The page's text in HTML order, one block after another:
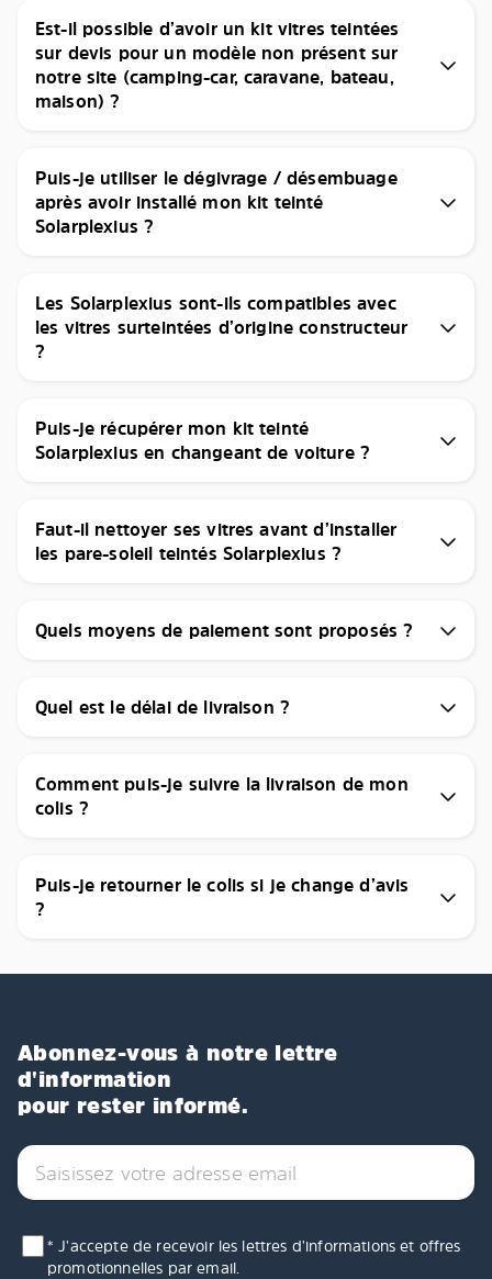
Est-il possible d’avoir un kit vitres teintées
sur devis pour un modèle non présent sur
notre site (camping-car, caravane, bateau,
maison) ?
Puis-je utiliser le dégivrage / désembuage
après avoir installé mon kit teinté
Solarplexius ?
Les Solarplexius sont-ils compatibles avec
les vitres surteintées d’origine constructeur
?
Puis-je récupérer mon kit teinté
Solarplexius en changeant de voiture ?
Faut-il nettoyer ses vitres avant d’installer
les pare-soleil teintés Solarplexius ?
Quels moyens de paiement sont proposés ?
Quel est le délai de livraison ?
Comment puis-je suivre la livraison de mon
colis ?
Puis-je retourner le colis si je change d’avis
?
Abonnez-vous à notre lettre
d'information
pour rester informé.
* J'accepte de recevoir les lettres d'informations et offres
promotionnelles par email.